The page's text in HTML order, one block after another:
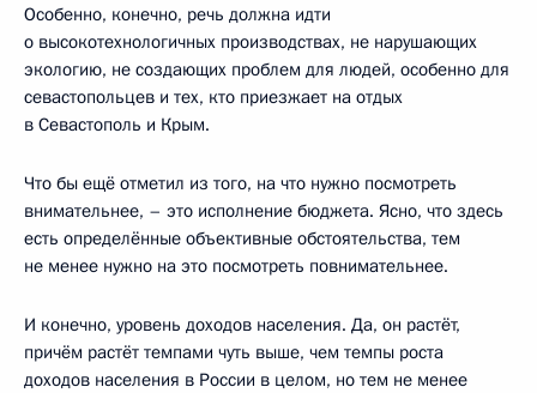
Особенно, конечно, речь должна идти
о высокотехнологичных производствах, не нарушающих
экологию, не создающих проблем для людей, особенно для
севастопольцев и тех, кто приезжает на отдых
в Севастополь и Крым.
Что бы ещё отметил из того, на что нужно посмотреть
внимательнее, – это исполнение бюджета. Ясно, что здесь
есть определённые объективные обстоятельства, тем
не менее нужно на это посмотреть повнимательнее.
И конечно, уровень доходов населения. Да, он растёт,
причём растёт темпами чуть выше, чем темпы роста
доходов населения в России в целом, но тем не менее